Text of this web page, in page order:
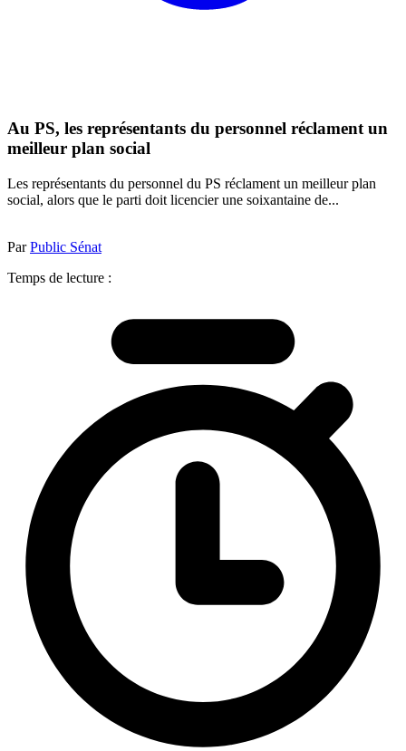
Au PS, les représentants du personnel réclament un
meilleur plan social
Les représentants du personnel du PS réclament un meilleur plan
social, alors que le parti doit licencier une soixantaine de...
ParPublic Sénat
Temps de lecture :